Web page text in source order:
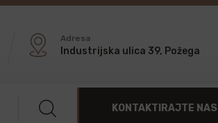
Adresa
Industrijska ulica 39, Požega
KONTAKTIRAJTE NAS